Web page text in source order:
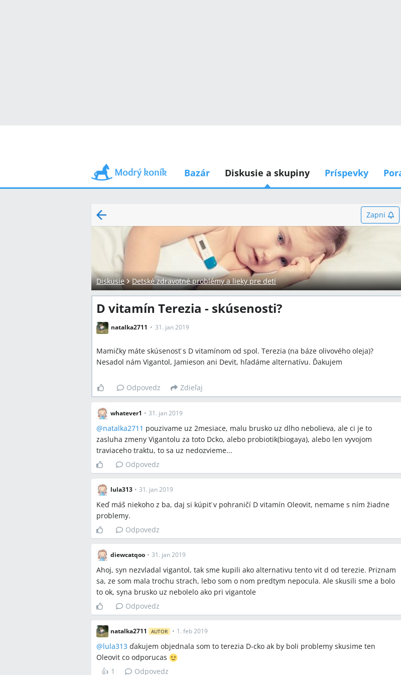
Bazár Diskusie a skupiny Príspevky
Zapni
Diskusie Detské zdravotné problémy a lieky pre deti
D vitamín Terezia - skúsenosti?
natalka2711 31. jan 2019
Mamičky máte skúsenosť s D vitamínom od spol. Terezia (na báze olivového oleja)?
Nesadol nám Vigantol, Jamieson ani Devit, hľadáme alternatívu. Ďakujem
Odpovedz Zdieľaj
whatever1 • 31. jan 2019
@natalka2711 pouzivame uz 2mesiace, malu brusko uz dlho nebolieva, ale ci je to
zasluha zmeny Vigantolu za toto Dcko, alebo probiotik(biogaya), alebo len vyvojom
traviaceho traktu, to sa uz nedozvieme...
Odpovedz
lula313 • 31. jan 2019
Keď máš niekoho z ba, daj si kúpiť v pohraničí D vitamín Oleovit, nemame s ním žiadne
problemy.
Odpovedz
diewcatqoo • 31. jan 2019
Ahoj, syn nezvladal vigantol, tak sme kupili ako alternativu tento vit d od terezie. Priznam
sa, ze som mala trochu strach, lebo som o nom predtym nepocula. Ale skusili sme a bolo
to ok, syna brusko uz nebolelo ako pri vigantole
Odpovedz
natalka2711 AUTOR • 1. feb 2019
@lula313 ďakujem objednala som to terezia D-cko ak by boli problemy skusime ten
Oleovit co odporucas
👍 1 Odpovedz